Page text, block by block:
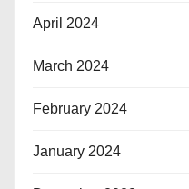
April 2024
March 2024
February 2024
January 2024